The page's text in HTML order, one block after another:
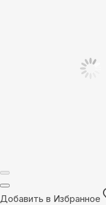
Добавить в Избранное